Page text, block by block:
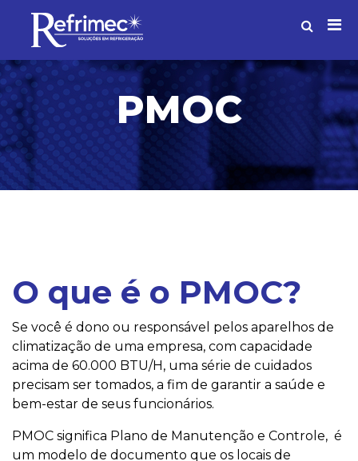
PMOC
O que é o PMOC?
Se você é dono ou responsável pelos aparelhos de
climatização de uma empresa, com capacidade
acima de 60.000 BTU/H, uma série de cuidados
precisam ser tomados, a fim de garantir a saúde e
bem-estar de seus funcionários.
PMOC significa Plano de Manutenção e Controle, é
um modelo de documento que os locais de